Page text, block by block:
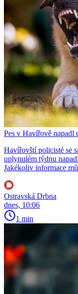
Pes v Havířově napadl
Havířovští policisté se
uplynulém týdnu
Jakékoliv informace
Ostravská Drbna
dnes, 10:06
1 min